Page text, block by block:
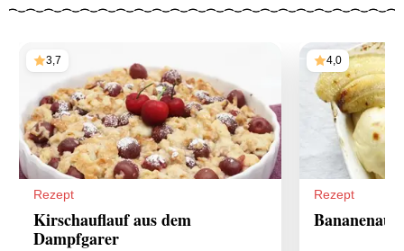
3,7
Rezept
Kirschauflauf aus dem
Dampfgarer
4,0
Rezept